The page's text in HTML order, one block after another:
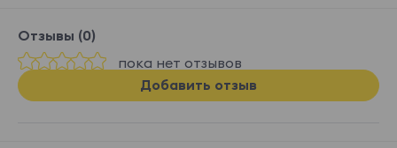
Отзывы (0)
пока нет отзывов
Добавить отзыв